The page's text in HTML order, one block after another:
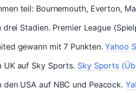
teil: Bournemouth, Everton,
drei Stadien. Premier League
gewann mit 7 Punkten.Yahoo
UK auf Sky Sports. Sky Sports
USA auf NBC und Peacock.